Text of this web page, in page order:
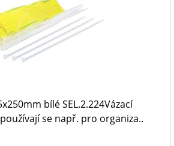
bílé SEL.2.224Vázací
se např. pro organiza..